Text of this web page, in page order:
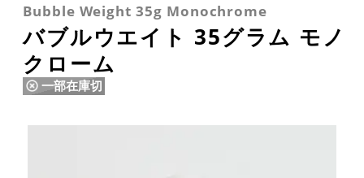
Bubble Weight 35g Monochrome
バブルウエイト 35グラム モノ
クローム
一部在庫切